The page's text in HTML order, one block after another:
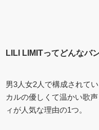
LILI LIMITってどんなバ
男3人女2人で構成されて
カルの優しくて温かい歌
ィが人気な理由の1つ。